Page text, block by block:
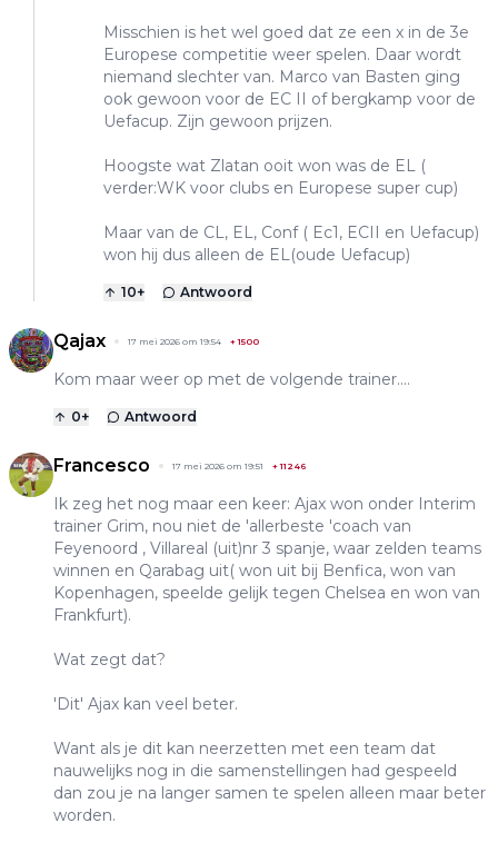
Misschien is het wel goed dat ze een x in de 3e
Europese competitie weer spelen. Daar wordt
niemand slechter van. Marco van Basten ging
ook gewoon voor de EC II of bergkamp voor de
Uefacup. Zijn gewoon prijzen.
Hoogste wat Zlatan ooit won was de EL (
verder:WK voor clubs en Europese super cup)
Maar van de CL, EL, Conf ( Ec1, ECII en Uefacup)
won hij dus alleen de EL(oude Uefacup)
10+ Antwoord
Qajax 17 mei 2026 om 19:54 +1500
Kom maar weer op met de volgende trainer....
0+ Antwoord
Francesco 17 mei 2026 om 19:51 +11246
Ik zeg het nog maar een keer: Ajax won onder Interim
trainer Grim, nou niet de 'allerbeste 'coach van
Feyenoord , Villareal (uit)nr 3 spanje, waar zelden teams
winnen en Qarabag uit( won uit bij Benfica, won van
Kopenhagen, speelde gelijk tegen Chelsea en won van
Frankfurt).
Wat zegt dat?
'Dit' Ajax kan veel beter.
Want als je dit kan neerzetten met een team dat
nauwelijks nog in die samenstellingen had gespeeld
dan zou je na langer samen te spelen alleen maar beter
worden.